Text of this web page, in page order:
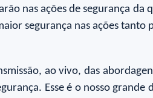
nas ações de segurança da
segurança nas ações tanto
ao vivo, das
Esse é o nosso grande